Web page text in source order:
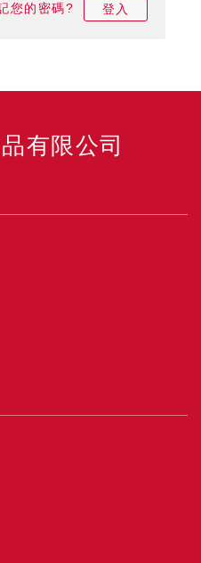
您的密碼? 登入
有限公司